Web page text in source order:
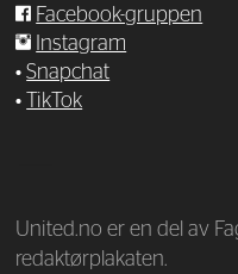
Facebook-gruppen
Instagram
•Snapchat
•
TikTok
United.no er en del av
redaktørplakaten.